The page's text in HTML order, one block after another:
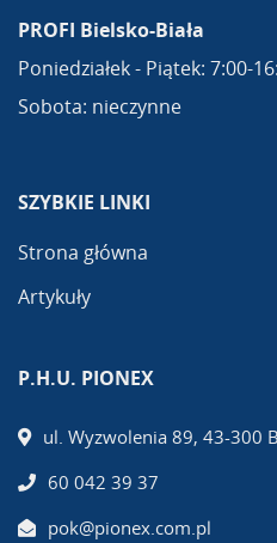
PROFI Bielsko-Biała
Poniedziałek - Piątek: 7:00-
Sobota: nieczynne
SZYBKIE LINKI
Strona główna
Artykuły
P.H.U. PIONEX
ul. Wyzwolenia 89, 43-300
60 042 39 37
pok@pionex.com.pl